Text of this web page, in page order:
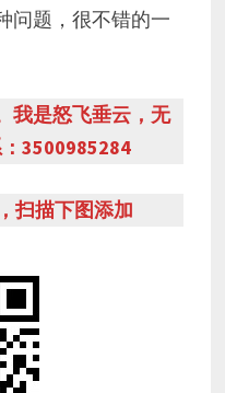
问题，很不错的一
我是怒飞垂云，无
3500985284
扫描下图添加